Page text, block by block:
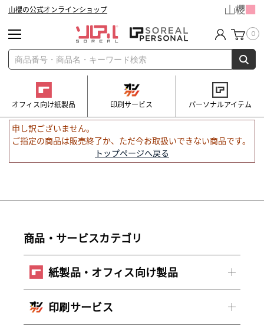
山櫻の公式オンラインショップ
0
オフィス向け紙製品 印刷サービス パーソナルアイテム
申し訳ございません。
ご指定の商品は販売終了か、ただ今お取扱いできない商品です。
トップページへ戻る
商品・サービスカテゴリ
紙製品・オフィス向け製品
印刷サービス